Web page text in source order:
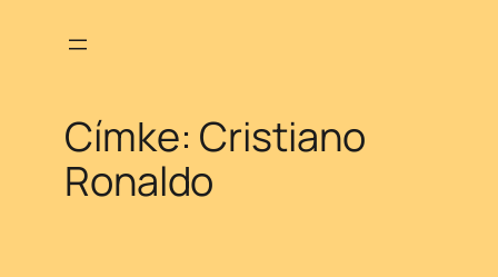
Címke: Cristiano
Ronaldo